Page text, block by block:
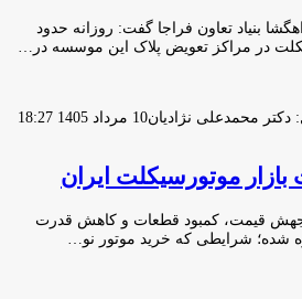
بنیاد تعاون فراجا گفت: روزانه حدود
در مراکز تعویض پلاک این موسسه در…
محمدعلی نژادیان10 مرداد 1405 18:27
موتورسیکلت ایران
جهش قیمت، کمبود قطعات و کاهش قدرت
شده؛ شرایطی که خرید موتور نو…